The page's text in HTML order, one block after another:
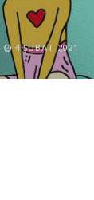
4 ŞUBAT 2021